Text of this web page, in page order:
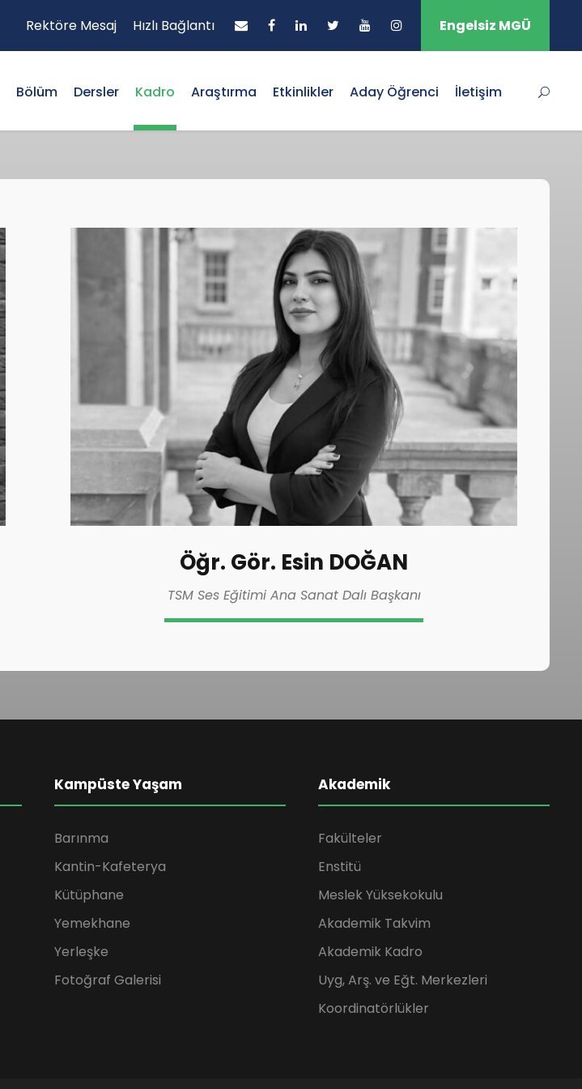
Rektöre Mesaj Hızlı Bağlantı Engelsiz MGÜ
Bölüm Dersler Kadro Araştırma Etkinlikler Aday Öğrenci İletişim
Öğr. Gör. Esin DOĞAN
TSM Ses Eğitimi Ana Sanat Dalı Başkanı
Kampüste Yaşam
Barınma
Kantin-Kafeterya
Kütüphane
Yemekhane
Yerleşke
Fotoğraf Galerisi
Akademik
Fakülteler
Enstitü
Meslek Yüksekokulu
Akademik Takvim
Akademik Kadro
Uyg, Arş. ve Eğt. Merkezleri
Koordinatörlükler